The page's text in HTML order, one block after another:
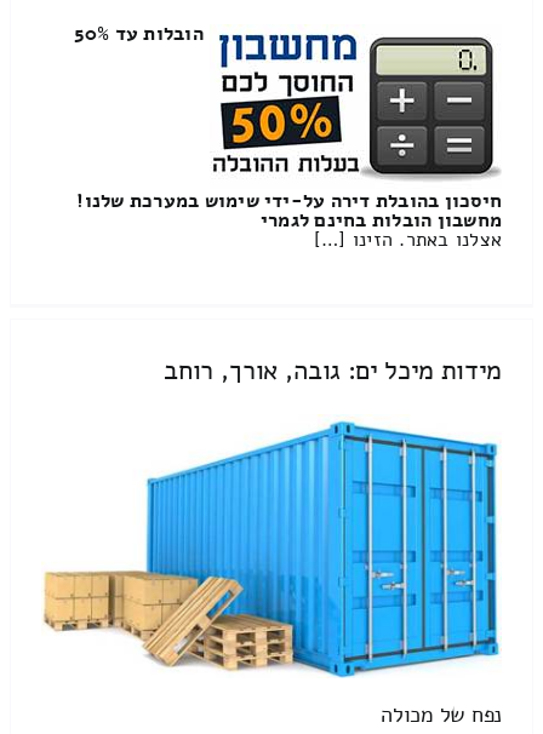
הובלות עד 50%
חיסכון בהובלת דירה על-ידי שימוש במערכת שלנו!
מחשבון הובלות בחינם לגמרי
אצלנו באתר. הזינו […]
מידות מיכל ים: גובה, אורך, רוחב
נפח של מכולה